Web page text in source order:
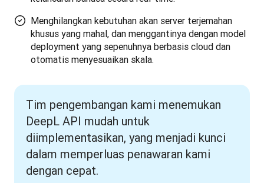
Menghilangkan kebutuhan akan server terjemahan
khusus yang mahal, dan menggantinya dengan model
deployment yang sepenuhnya berbasis cloud dan
otomatis menyesuaikan skala.
Tim pengembangan kami menemukan
DeepL API mudah untuk
diimplementasikan, yang menjadi kunci
dalam memperluas penawaran kami
dengan cepat.